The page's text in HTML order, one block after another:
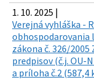
1. 10. 2025 |
Verejná vyhláška -
obhospodarovania
zákona č. 326/2005
predpisov (č.j. OU-
a príloha č.2 (587,4